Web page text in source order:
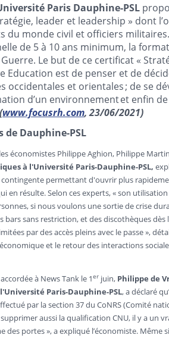
Paris Dauphine-PSL
leader et leadership » dont
du monde civil et officiers
de 5 à 10 ans minimum, la
Le but de ce certificat «
Education est de penser et de
occidentales et orientales ; de se
d’un environnement et enfin
(www.focusrh.com, 23/06/2021)
de Dauphine-PSL
économistes Philippe Aghion, Philippe
à l'Université Paris-Dauphine-PSL,
permettant d'ouvrir plus
en résulte. Selon ces experts, « son
si nous voulons une sortie de crise
bars sans restriction, et des discothèques
par des accès pleins avec le passe »,
et le retour des interactions
à News Tank le 1er juin, Philippe de
Paris-Dauphine-PSL, a déclaré
par la section 37 du CoNRS (Comité
aussi la qualification CNU, il y a un
des portes », a expliqué l’économiste. Même